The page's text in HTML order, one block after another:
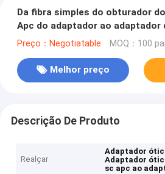
Da fibra simples do obturador
Apc do adaptador ao adaptador
Preço：Negotiatable MOQ：100
Melhor preço
Descrição De Produto
Realçar
Adaptador
Adaptador
sc apc ao